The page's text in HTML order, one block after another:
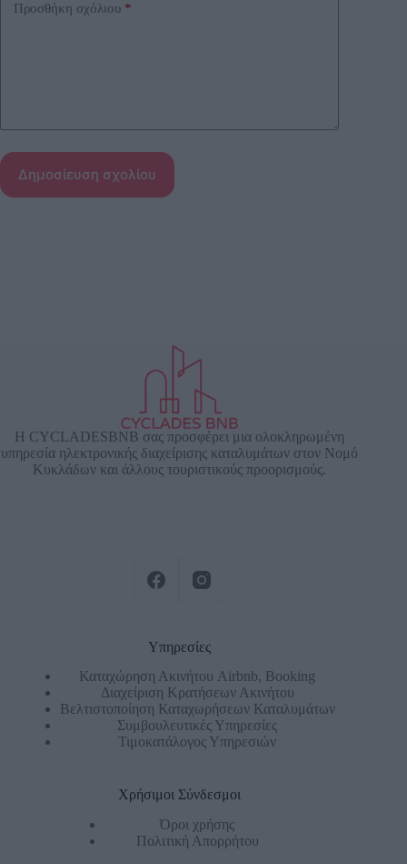
Προσθήκη σχόλιου *
Δημοσίευση σχολίου
Η CYCLADESBNB σας προσφέρει μια ολοκληρωμένη
υπηρεσία ηλεκτρονικής διαχείρισης καταλυμάτων στον Νομό
Κυκλάδων και άλλους τουριστικούς προορισμούς.
Υπηρεσίες
Καταχώρηση Ακινήτου Airbnb, Booking
Διαχείριση Κρατήσεων Ακινήτου
Βελτιστοποίηση Καταχωρήσεων Καταλυμάτων
Συμβουλευτικές Υπηρεσίες
Τιμοκατάλογος Υπηρεσιών
Χρήσιμοι Σύνδεσμοι
Όροι χρήσης
Πολιτική Απορρήτου